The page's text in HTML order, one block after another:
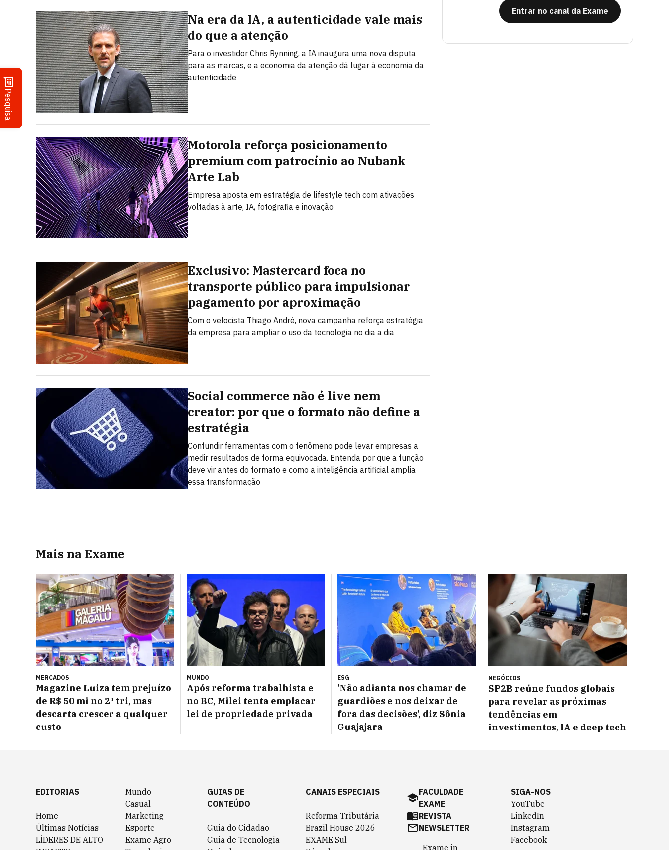
Pesquisa
Na era da IA, a autenticidade vale mais
do que a atenção
Para o investidor Chris Rynning, a IA inaugura uma nova disputa
para as marcas, e a economia da atenção dá lugar à economia da
autenticidade
Motorola reforça posicionamento
premium com patrocínio ao Nubank
Arte Lab
Empresa aposta em estratégia de lifestyle tech com ativações
voltadas à arte, IA, fotografia e inovação
Exclusivo: Mastercard foca no
transporte público para impulsionar
pagamento por aproximação
Com o velocista Thiago André, nova campanha reforça estratégia
da empresa para ampliar o uso da tecnologia no dia a dia
Social commerce não é live nem
creator: por que o formato não define a
estratégia
Confundir ferramentas com o fenômeno pode levar empresas a
medir resultados de forma equivocada. Entenda por que a função
deve vir antes do formato e como a inteligência artificial amplia
essa transformação
Entrar no canal da Exame
Mais na Exame
MERCADOS
Magazine Luiza tem prejuízo
de R$ 50 mi no 2º tri, mas
descarta crescer a qualquer
custo
MUNDO
Após reforma trabalhista e
no BC, Milei tenta emplacar
lei de propriedade privada
ESG
'Não adianta nos chamar de
guardiões e nos deixar de
fora das decisões', diz Sônia
Guajajara
NEGÓCIOS
SP2B reúne fundos globais
para revelar as próximas
tendências em
investimentos, IA e deep tech
EDITORIAS
Home
Últimas Notícias
LÍDERES DE ALTO
Mundo
Casual
Marketing
Esporte
Exame Agro
GUIAS DE
CONTEÚDO
Guia do Cidadão
Guia de Tecnologia
CANAIS ESPECIAIS
Reforma Tributária
Brazil House 2026
EXAME Sul
FACULDADE
EXAME
REVISTA
NEWSLETTER
Exame in
SIGA-NOS
YouTube
LinkedIn
Instagram
Facebook